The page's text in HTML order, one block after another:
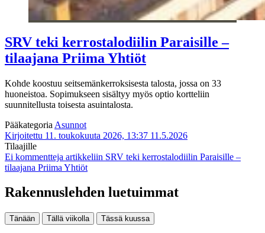
SRV teki kerrostalodiilin Paraisille –
tilaajana Priima Yhtiöt
Kohde koostuu seitsemänkerroksisesta talosta, jossa on 33
huoneistoa. Sopimukseen sisältyy myös optio kortteliin
suunnitellusta toisesta asuintalosta.
Pääkategoria Asunnot
Kirjoitettu 11. toukokuuta 2026, 13:37 11.5.2026
Tilaajille
Ei kommentteja artikkeliin SRV teki kerrostalodiilin Paraisille –
tilaajana Priima Yhtiöt
Rakennuslehden luetuimmat
Tänään Tällä viikolla Tässä kuussa